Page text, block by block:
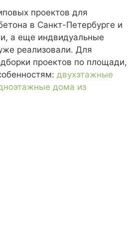
проектов для
в Санкт-Петербурге и
а еще индвидуальные
реализовали. Для
проектов по площади,
двухэтажные
дома из